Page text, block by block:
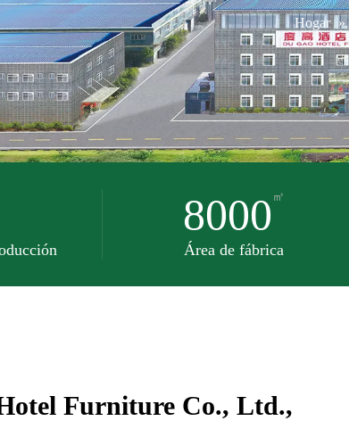
Hogar »
8000 ㎡
Área de fábrica
Furniture Co., Ltd.,